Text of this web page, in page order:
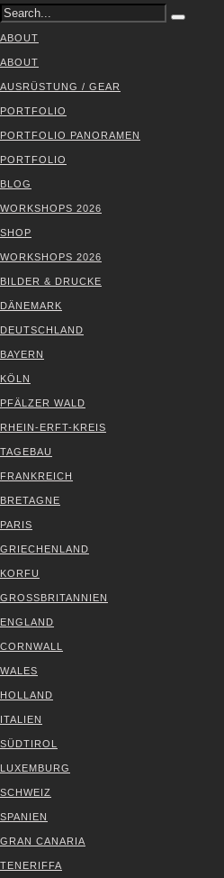
ABOUT
ABOUT
AUS­RÜS­TUNG / GEAR
PORT­FO­LIO
PORT­FO­LIO PAN­ORA­MEN
PORT­FO­LIO
BLOG
WORK­SHOPS 2026
SHOP
WORK­SHOPS 2026
BIL­DER & DRU­CKE
DÄNE­MARK
DEUTSCH­LAND
BAY­ERN
KÖLN
PFÄL­ZER WALD
RHEIN-ERFT-KREIS
TAGE­BAU
FRANK­REICH
BRE­TA­GNE
PARIS
GRIE­CHEN­LAND
KOR­FU
GROSS­BRI­TAN­NI­EN
ENG­LAND
CORN­WALL
WALES
HOL­LAND
ITA­LI­EN
SÜD­TI­ROL
LUXEM­BURG
SCHWEIZ
SPA­NI­EN
GRAN CANA­RIA
TENE­RIF­FA